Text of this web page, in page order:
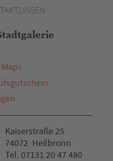
Kaiserstraße 25
74072 Heilbronn
Tel. 07131 20 47 480